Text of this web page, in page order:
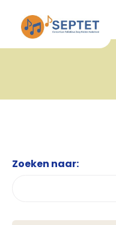
Zoeken naar: